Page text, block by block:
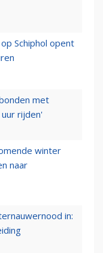
Schiphol opent
met
rijden'
winter
naar
in: